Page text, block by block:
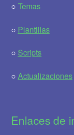
○ Temas
○ Plantillas
○ Scripts
○ Actualizaciones
Enlaces de